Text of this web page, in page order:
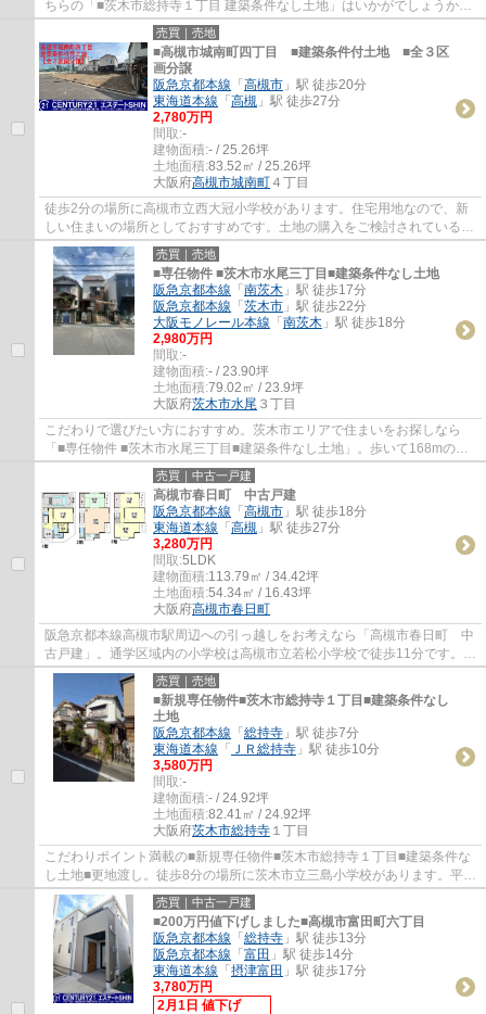
ちらの「■茨木市総持寺１丁目 建築条件なし土地」はいかがでしょうか。
三島公園まで367mです。茨木市立庄栄図書館...
売買｜売地
■高槻市城南町四丁目 ■建築条件付土地 ■全３区
画分譲
阪急京都本線 「 高槻市 」駅 徒歩20分
東海道本線 「 高槻 」駅 徒歩27分
2,780万円
間取:-
建物面積:- / 25.26坪
土地面積:83.52㎡ / 25.26坪
大阪府高槻市城南町 ４丁目
徒歩2分の場所に高槻市立西大冠小学校があります。住宅用地なので、新
しい住まいの場所としておすすめです。土地の購入をご検討されているな
ら、ニーズも高いこちらの売地はいかがでし...
売買｜売地
■専任物件 ■茨木市水尾三丁目■建築条件なし土地
阪急京都本線 「 南茨木 」駅 徒歩17分
阪急京都本線 「 茨木市 」駅 徒歩22分
大阪モノレール本線 「 南茨木 」駅 徒歩18分
2,980万円
間取:-
建物面積:- / 23.90坪
土地面積:79.02㎡ / 23.9坪
大阪府茨木市水尾 ３丁目
こだわりで選びたい方におすすめ。茨木市エリアで住まいをお探しなら
「■専任物件 ■茨木市水尾三丁目■建築条件なし土地」。歩いて168mの場
所に、フレスコ 水尾店があります。土地面積は...
売買｜中古一戸建
高槻市春日町 中古戸建
阪急京都本線 「 高槻市 」駅 徒歩18分
東海道本線 「 高槻 」駅 徒歩27分
3,280万円
間取:5LDK
建物面積:113.79㎡ / 34.42坪
土地面積:54.34㎡ / 16.43坪
大阪府高槻市春日町
阪急京都本線高槻市駅周辺への引っ越しをお考えなら「高槻市春日町 中
古戸建」。通学区域内の小学校は高槻市立若松小学校で徒歩11分です。平
坦地の物件なら、坂道もなく移動も快適に...
売買｜売地
■新規専任物件■茨木市総持寺１丁目■建築条件なし
土地
阪急京都本線 「 総持寺 」駅 徒歩7分
東海道本線 「 ＪＲ総持寺 」駅 徒歩10分
3,580万円
間取:-
建物面積:- / 24.92坪
土地面積:82.41㎡ / 24.92坪
大阪府茨木市総持寺 １丁目
こだわりポイント満載の■新規専任物件■茨木市総持寺１丁目■建築条件な
し土地■更地渡し。徒歩8分の場所に茨木市立三島小学校があります。平坦
地なので、傾斜地よりも工事費をダウンさせ...
売買｜中古一戸建
■200万円値下げしました■高槻市富田町六丁目
阪急京都本線 「 総持寺 」駅 徒歩13分
阪急京都本線 「 富田 」駅 徒歩14分
東海道本線 「 摂津富田 」駅 徒歩17分
3,780万円
2月1日 値下げ